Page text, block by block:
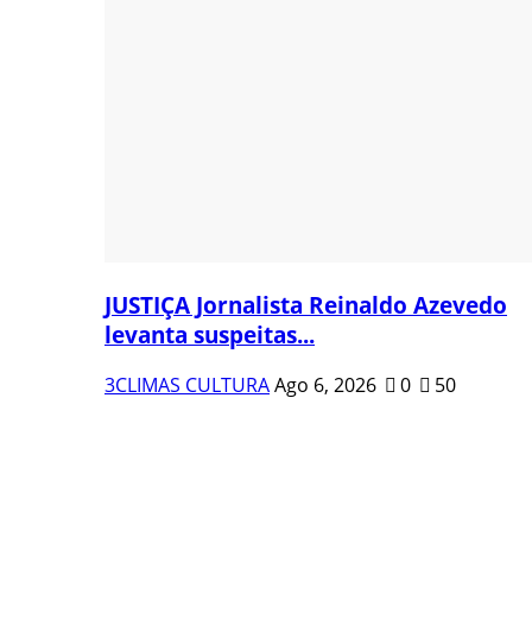
JUSTIÇA Jornalista Reinaldo Azevedo
levanta suspeitas...
3CLIMAS CULTURAAgo 6, 2026 0 50